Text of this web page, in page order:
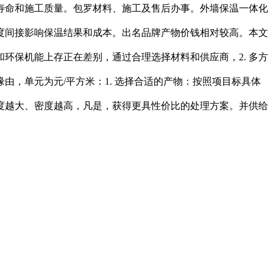
和施工质量。包罗材料、施工及售后办事。外墙保温一体化
接影响保温结果和成本。出名品牌产物价钱相对较高。本文
保机能上存正在差别，通过合理选择材料和供应商，2. 多方
，单元为元/平方米：1. 选择合适的产物：按照项目标具体
大、密度越高，凡是，获得更具性价比的处理方案。并供给